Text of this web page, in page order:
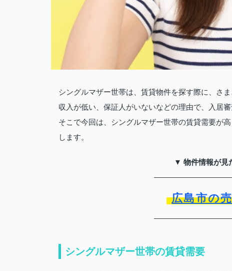
シングルマザー世帯は、賃貸物件を探す際に、さ
収入が低い、保証人がいないなどの理由で、入居
そこで今回は、シングルマザー世帯の賃貸需要が
します。
▼ 物件情報が見
広島市の
シングルマザー世帯の賃貸需要